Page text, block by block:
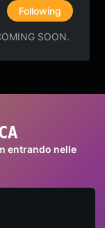
Following
SOON.
entrando nelle